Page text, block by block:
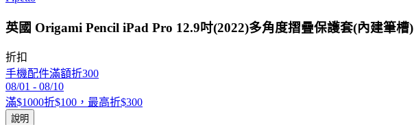
英國 Origami Pencil iPad Pro 12.9吋(2022)多角度摺疊保護套(內建筆槽)
折扣
手機配件滿額折300
08/01 - 08/10
滿$1000折$100，最高折$300
說明